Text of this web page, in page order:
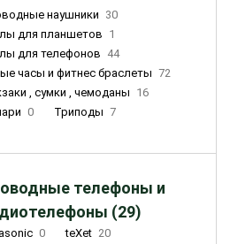
наушники
30
для планшетов 1
для телефонов
44
часы и фитнес браслеты 72
, сумки , чемоданы 16
0 Триподы 7
телефоны и
(29)
0 teXet 20